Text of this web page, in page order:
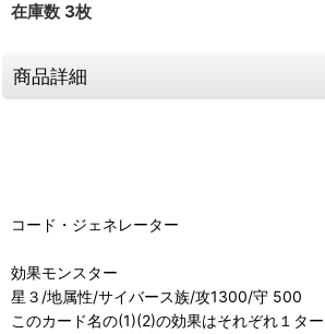
在庫数 3枚
商品詳細
コード・ジェネレーター
効果モンスター
星３/地属性/サイバース族/攻1300/守 500
このカード名の(1)(2)の効果はそれぞれ１タ